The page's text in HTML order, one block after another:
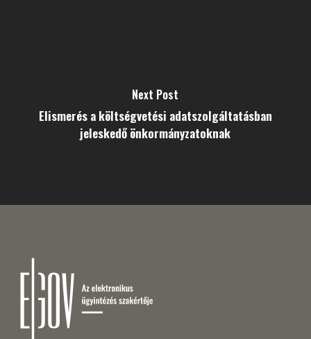
Next Post
Elismerés a költségvetési adatszolgáltatásban
jeleskedő önkormányzatoknak